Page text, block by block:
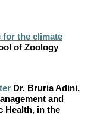
for the climate
of Zoology
Dr. Bruria Adini,
and
Health, in the